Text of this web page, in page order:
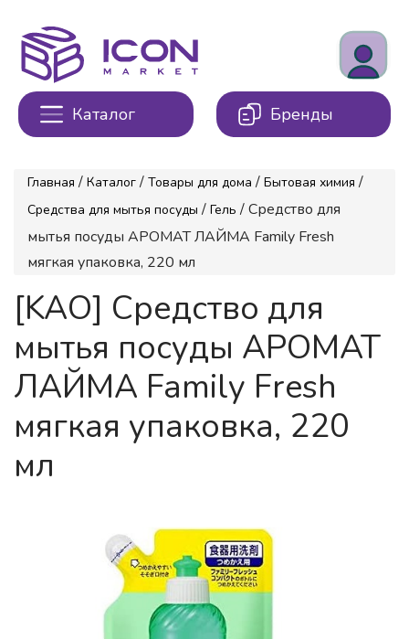
Каталог Бренды
Главная / Каталог / Товары для дома / Бытовая химия /
Средства для мытья посуды / Гель / Средство для
мытья посуды АРОМАТ ЛАЙМА Family Fresh
мягкая упаковка, 220 мл
[KAO] Средство для
мытья посуды АРОМАТ
ЛАЙМА Family Fresh
мягкая упаковка, 220
мл